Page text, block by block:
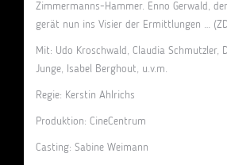
Zimmermanns-Hammer. Enno Gerwald,
gerät nun ins Visier der Ermittlungen …
Mit: Udo Kroschwald, Claudia Schmutzler,
Junge, Isabel Berghout, u.v.m.
Regie: Kerstin Ahlrichs
Produktion: CineCentrum
Casting: Sabine Weimann